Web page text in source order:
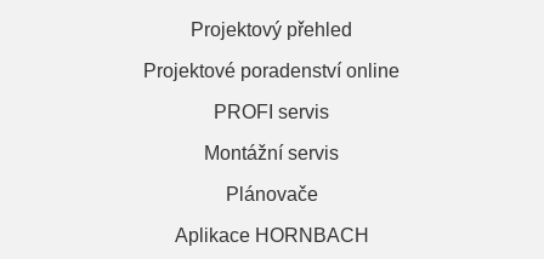
Projektový přehled
Projektové poradenství online
PROFI servis
Montážní servis
Plánovače
Aplikace HORNBACH